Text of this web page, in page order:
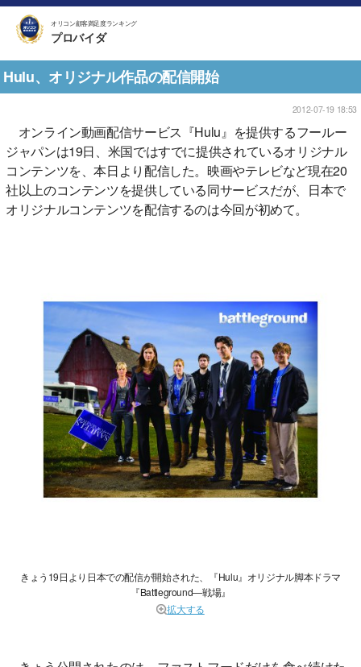
オリコン顧客満足度ランキング
プロバイダ
Hulu、オリジナル作品の配信開始
2012-07-19 18:53
オンライン動画配信サービス『Hulu』を提供するフールー
ジャパンは19日、米国ではすでに提供されているオリジナル
コンテンツを、本日より配信した。映画やテレビなど現在20
社以上のコンテンツを提供している同サービスだが、日本で
オリジナルコンテンツを配信するのは今回が初めて。
きょう19日より日本での配信が開始された、『Hulu』オリジナル脚本ドラマ
『Battleground―戦場』
拡大する